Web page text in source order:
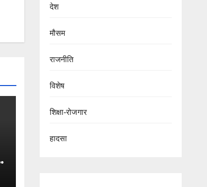
देश
मौसम
राजनीति
विशेष
शिक्षा-रोजगार
हादसा